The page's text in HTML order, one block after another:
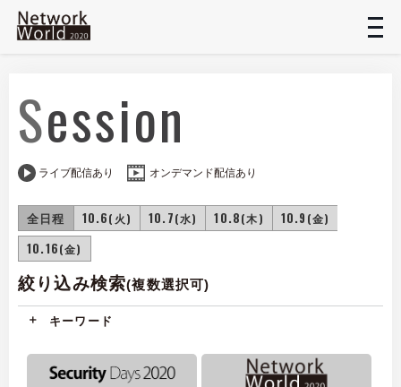
Session
全日程 10.6(火) 10.7(水) 10.8(木) 10.9 (金)
10.16(金)
ライブ配信あり オンデマンド配信あり
絞り込み検索(複数選択可)
キーワード